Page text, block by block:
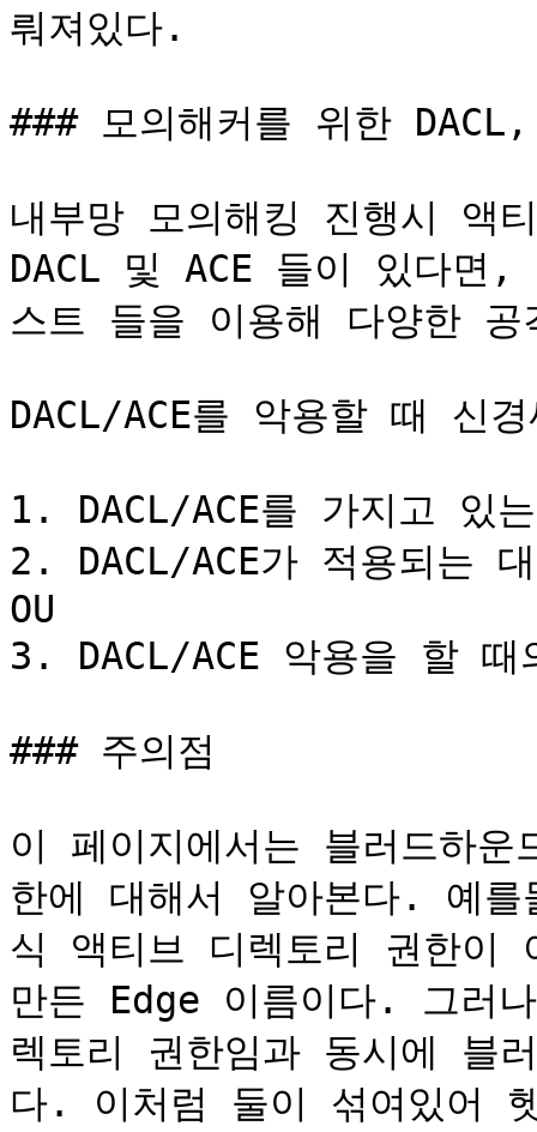
뤄져있다.
### 모의해커를 위한 DACL,
내부망 모의해킹 진행시 액
DACL 및 ACE 들이 있다면
스트 들을 이용해 다양한
DACL/ACE를 악용할 때 신
1. DACL/ACE를 가지고 있
2. DACL/ACE가 적용되는
OU
3. DACL/ACE 악용을 할
### 주의점
이 페이지에서는 블러드하
한에 대해서 알아본다. 예
식 액티브 디렉토리 권한이
만든 Edge 이름이다. 그
렉토리 권한임과 동시에 블
다. 이처럼 둘이 섞여있어